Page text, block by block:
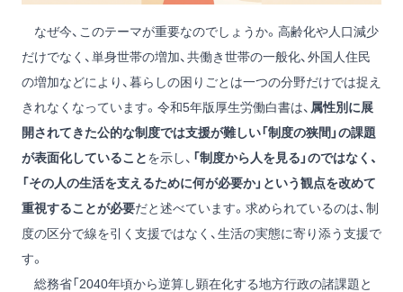
なぜ今、このテーマが重要なのでしょうか。高齢化や人口減少
だけでなく、単身世帯の増加、共働き世帯の一般化、外国人住民
の増加などにより、暮らしの困りごとは一つの分野だけでは捉え
きれなくなっています。令和5年版厚生労働白書は、 属性別に展
開されてきた公的な制度では支援が難しい「制度の狭間」の課題
が表面化していることを示し、 「制度から人を見る」のではなく、
「その人の生活を支えるために何が必要か」という観点を改めて
重視することが必要だと述べています。求められているのは、制
度の区分で線を引く支援ではなく、生活の実態に寄り添う支援で
す。
総務省「2040年頃から逆算し顕在化する地方行政の諸課題と